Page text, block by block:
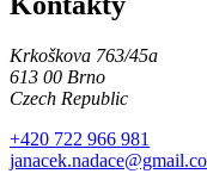
Krkoškova 763/45a
613 00 Brno
Czech Republic
+420 722 966 981